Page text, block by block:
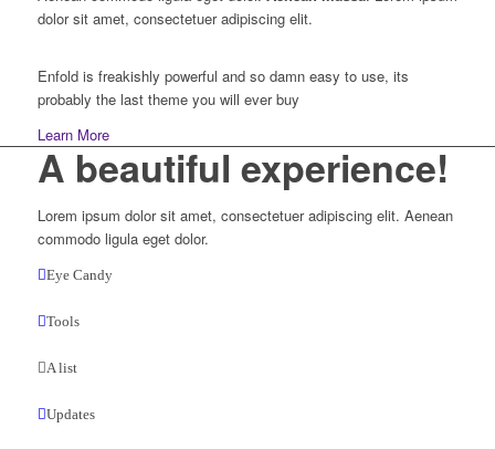
dolor sit amet, consectetuer adipiscing elit.
Enfold is freakishly powerful and so damn easy to use, its
probably the last theme you will ever buy
Learn More
A beautiful experience!
Lorem ipsum dolor sit amet, consectetuer adipiscing elit. Aenean
commodo ligula eget dolor.
Eye Candy
Tools
A list
Updates